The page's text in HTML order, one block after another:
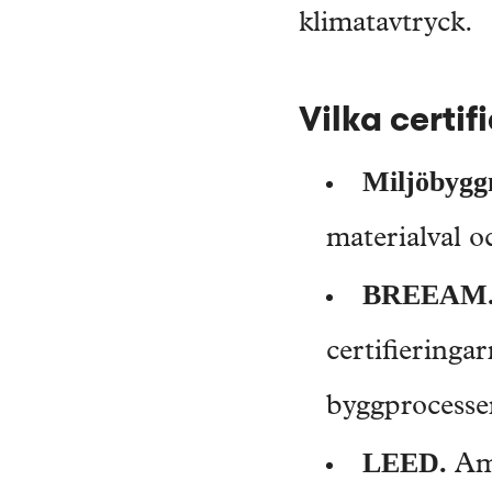
klimatavtryck.
Vilka
materialval
LEED.